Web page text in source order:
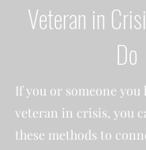
Veteran in
Do
If you or someone you
veteran in crisis, you
these methods to